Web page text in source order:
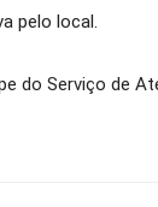
pelo local.
Serviço de